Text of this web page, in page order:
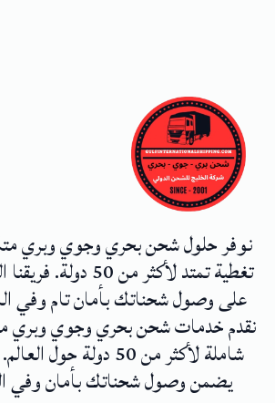
نوفر حلول شحن بحري وجوي وبري
تغطية تمتد لأكثر
على وصول شحناتك بأمان تام وفي
نقدم خدمات شحن بحري وجوي وبري
شاملة لأكثر من 50 دولة
يضمن وصول شحناتك بأمان وفي